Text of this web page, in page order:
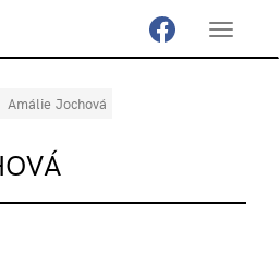
Toggle
Amálie Jochová